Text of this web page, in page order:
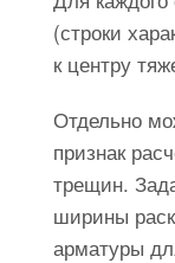
(строки
к центру
Отдельно
признак
трещин.
ширины
арматуры